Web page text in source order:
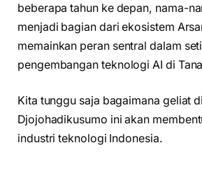
beberapa tahun ke depan, nama-
menjadi bagian dari ekosistem
memainkan peran sentral dalam
pengembangan teknologi AI di
Kita tunggu saja bagaimana geliat
Djojohadikusumo ini akan
industri teknologi Indonesia.